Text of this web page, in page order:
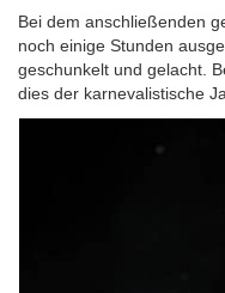
Bei dem anschließenden
noch einige Stunden
geschunkelt und gelacht.
dies der karnevalistische